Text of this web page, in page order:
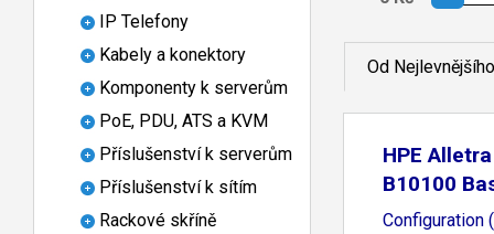
IP Telefony
Kabely a konektory
Komponenty k serverům
PoE, PDU, ATS a KVM
Příslušenství k serverům
Příslušenství k sítím
Rackové skříně
Od Nejlevnějšího
HPE
B10100
Configuration